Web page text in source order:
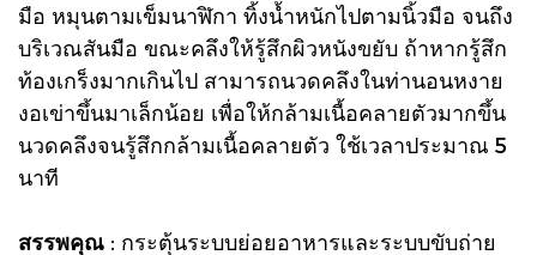
มือ หมุนตามเข็มนาฬิกา ทิ้งน้ำหนักไปตามนิ้วมือ จนถึง
บริเวณสันมือ ขณะคลึงให้รู้สึกผิวหนังขยับ ถ้าหากรู้สึก
ท้องเกร็งมากเกินไป สามารถนวดคลึงในท่านอนหงาย
งอเข่าขึ้นมาเล็กน้อย เพื่อให้กล้ามเนื้อคลายตัวมากขึ้น
นวดคลึงจนรู้สึกกล้ามเนื้อคลายตัว ใช้เวลาประมาณ 5
นาที
สรรพคุณ : กระตุ้นระบบย่อยอาหารและระบบขับถ่าย